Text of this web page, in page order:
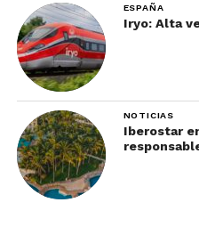
ESPAÑA
Iryo: Alta
NOTICIAS
Iberostar